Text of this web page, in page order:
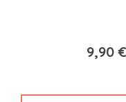
9,90 €